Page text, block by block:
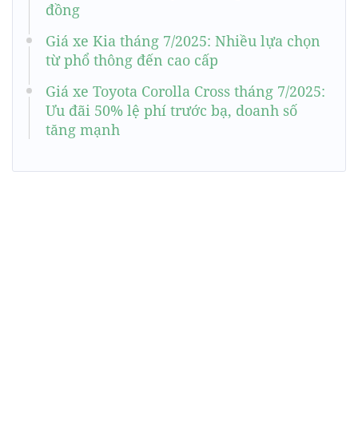
đồng
Giá xe Kia tháng 7/2025: Nhiều lựa chọn
từ phổ thông đến cao cấp
Giá xe Toyota Corolla Cross tháng 7/2025:
Ưu đãi 50% lệ phí trước bạ, doanh số
tăng mạnh